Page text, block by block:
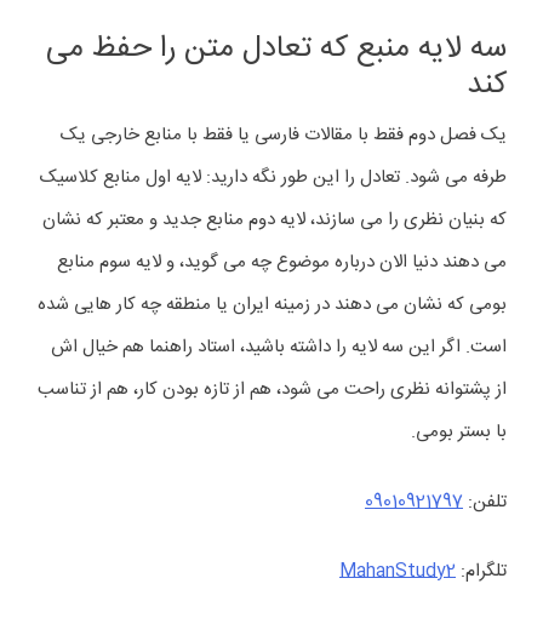
سه لایه منبع که تعادل متن را حفظ می
کند
یک فصل دوم فقط با مقالات فارسی یا فقط با منابع خارجی یک
طرفه می شود. تعادل را این طور نگه دارید: لایه اول منابع کلاسیک
که بنیان نظری را می سازند، لایه دوم منابع جدید و معتبر که نشان
می دهند دنیا الان درباره موضوع چه می گوید، و لایه سوم منابع
بومی که نشان می دهند در زمینه ایران یا منطقه چه کار هایی شده
است. اگر این سه لایه را داشته باشید، استاد راهنما هم خیال اش
از پشتوانه نظری راحت می شود، هم از تازه بودن کار، هم از تناسب
با بستر بومی.
تلفن: 09010921797
تلگرام: MahanStudy2